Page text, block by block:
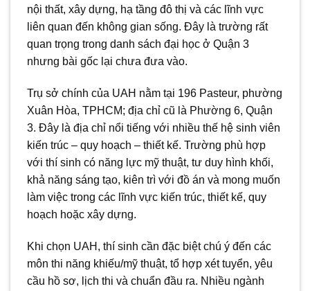
nội thất, xây dựng, hạ tầng đô thị và các lĩnh vực
liên quan đến không gian sống. Đây là trường rất
quan trọng trong danh sách đại học ở Quận 3
nhưng bài gốc lại chưa đưa vào.
Trụ sở chính của UAH nằm tại 196 Pasteur, phường
Xuân Hòa, TPHCM; địa chỉ cũ là Phường 6, Quận
3. Đây là địa chỉ nổi tiếng với nhiều thế hệ sinh viên
kiến trúc – quy hoạch – thiết kế. Trường phù hợp
với thí sinh có năng lực mỹ thuật, tư duy hình khối,
khả năng sáng tạo, kiên trì với đồ án và mong muốn
làm việc trong các lĩnh vực kiến trúc, thiết kế, quy
hoạch hoặc xây dựng.
Khi chọn UAH, thí sinh cần đặc biệt chú ý đến các
môn thi năng khiếu/mỹ thuật, tổ hợp xét tuyển, yêu
cầu hồ sơ, lịch thi và chuẩn đầu ra. Nhiều ngành